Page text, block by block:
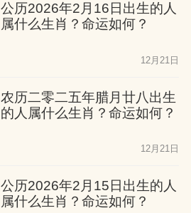
公历2026年2月16日出生的人
属什么生肖？命运如何？
12月21日
农历二零二五年腊月廿八出生
的人属什么生肖？命运如何？
12月21日
公历2026年2月15日出生的人
属什么生肖？命运如何？